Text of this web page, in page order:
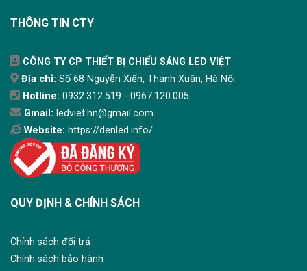
THÔNG TIN CTY
CÔNG TY CP THIẾT BỊ CHIẾU SÁNG LED VIỆT
Địa chỉ: Số 68 Nguyễn Xiển, Thanh Xuân, Hà Nội.
Hotline: 0932.312.519 - 0967.120.005
Gmail: ledviet.hn@gmail.com.
Website: https://denled.info/
QUY ĐỊNH & CHÍNH SÁCH
Chính sách đổi trả
Chính sách bảo hành